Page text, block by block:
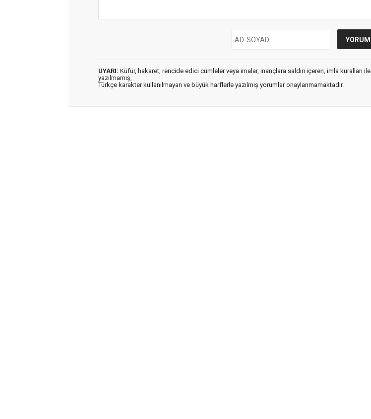
UYARI: Küfür, hakaret, rencide edici cümleler veya imalar, inançlara saldırı içeren, imla kuralları ile
yazılmamış,
Türkçe karakter kullanılmayan ve büyük harflerle yazılmış yorumlar onaylanmamaktadır.